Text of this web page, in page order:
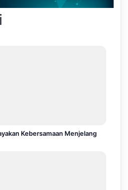
Kebersamaan Menjelang